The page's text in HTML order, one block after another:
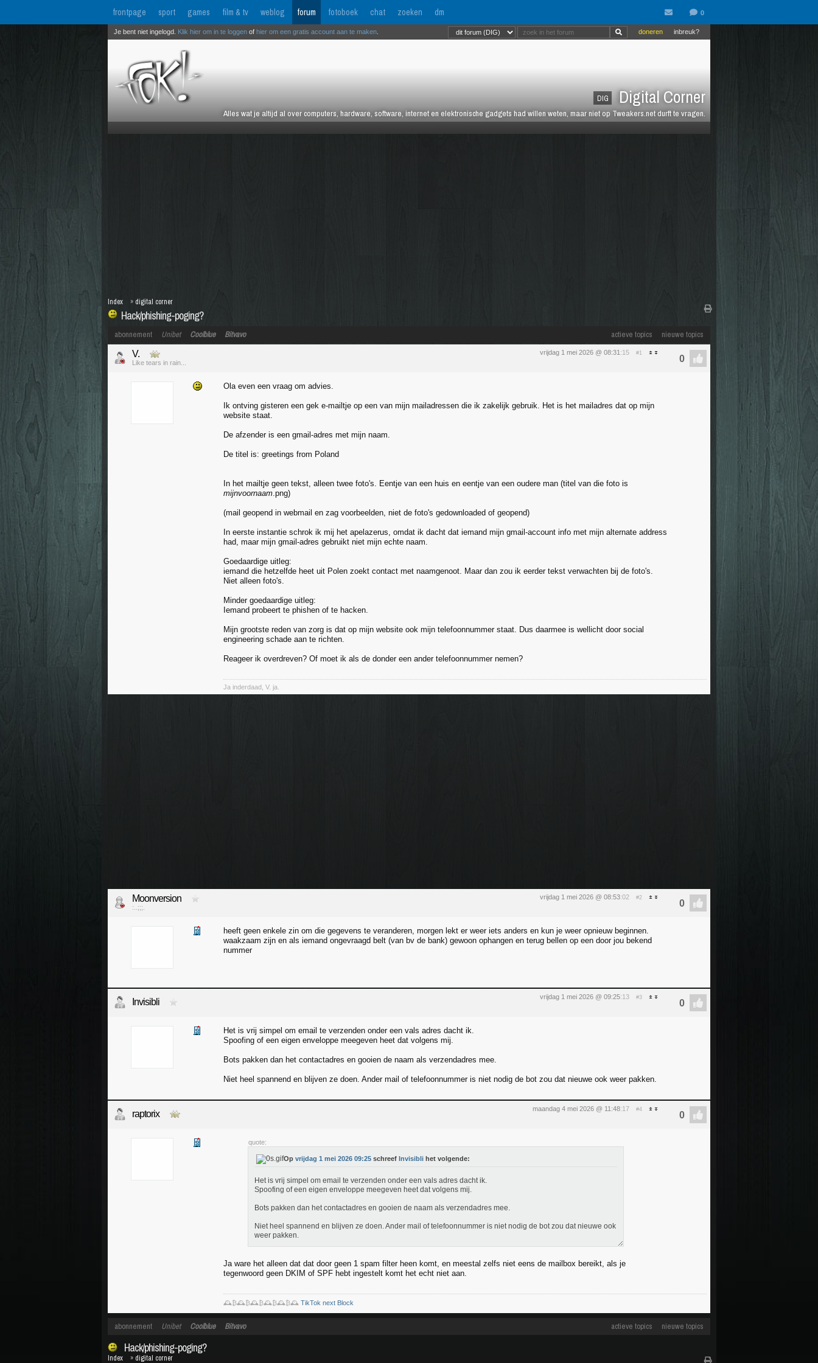
frontpage sport games film & tv weblog forum fotoboek chat zoeken dm
DIG Digital Corner
Alles wat je altijd al over computers, hardware, software, internet en elektronische gadgets had willen weten, maar niet op Tweakers.net durft te vragen.
inbreuk?
doneren
Je bent niet ingelogd. Klik hier om in te loggen of hier om een gratis account aan te maken
Hack/phishing-poging?
Index » digital corner
actieve topics nieuwe topics
abonnement Unibet Coolblue Bitvavo
vrijdag 1 mei 2026 @ 08:31 :15 #1
V.
Like tears in rain...
Ola even een vraag om advies.
Ik ontving gisteren een gek e-mailtje op een van mijn mailadressen die ik zakelijk gebruik. Het is het mailadres dat op mijn
website staat.
De afzender is een gmail-adres met mijn naam.
De titel is: greetings from Poland
In het mailtje geen tekst, alleen twee foto's. Eentje van een huis en eentje van een oudere man (titel van die foto is
mijnvoornaam.png)
(mail geopend in webmail en zag voorbeelden, niet de foto's gedownloaded of geopend)
In eerste instantie schrok ik mij het apelazerus, omdat ik dacht dat iemand mijn gmail-account info met mijn alternate address
had, maar mijn gmail-adres gebruikt niet mijn echte naam.
Goedaardige uitleg:
iemand die hetzelfde heet uit Polen zoekt contact met naamgenoot. Maar dan zou ik eerder tekst verwachten bij de foto's.
Niet alleen foto's.
Minder goedaardige uitleg:
Iemand probeert te phishen of te hacken.
Mijn grootste reden van zorg is dat op mijn website ook mijn telefoonnummer staat. Dus daarmee is wellicht door social
engineering schade aan te richten.
Reageer ik overdreven? Of moet ik als de donder een ander telefoonnummer nemen?
Ja inderdaad, V. ja.
vrijdag 1 mei 2026 @ 08:53:02 #2
Moonversion
:..;;;.
heeft geen enkele zin om die gegevens te veranderen, morgen lekt er weer iets anders en kun je weer opnieuw beginnen.
waakzaam zijn en als iemand ongevraagd belt (van bv de bank) gewoon ophangen en terug bellen op een door jou bekend
nummer
vrijdag 1 mei 2026 @ 09:25:13 #3
Invisibli
Het is vrij simpel om email te verzenden onder een vals adres dacht ik.
Spoofing of een eigen enveloppe meegeven heet dat volgens mij.
Bots pakken dan het contactadres en gooien de naam als verzendadres mee.
Niet heel spannend en blijven ze doen. Ander mail of telefoonnummer is niet nodig de bot zou dat nieuwe ook weer pakken.
maandag 4 mei 2026 @ 11:48:17 #4
raptorix
quote:
Op vrijdag 1 mei 2026 09:25 schreef Invisibli het volgende:
Het is vrij simpel om email te verzenden onder een vals adres dacht ik.
Spoofing of een eigen enveloppe meegeven heet dat volgens mij.
Bots pakken dan het contactadres en gooien de naam als verzendadres mee.
Niet heel spannend en blijven ze doen. Ander mail of telefoonnummer is niet nodig de bot zou dat nieuwe ook
weer pakken.
Ja ware het alleen dat dat door geen 1 spam filter heen komt, en meestal zelfs niet eens de mailbox bereikt, als je
tegenwoord geen DKIM of SPF hebt ingestelt komt het echt niet aan.
🕰️₿🕰️₿🕰️₿🕰️₿🕰️₿🕰️ TikTok next Block
actieve topics nieuwe topics
abonnement Unibet Coolblue Bitvavo
Hack/phishing-poging?
Index » digital corner